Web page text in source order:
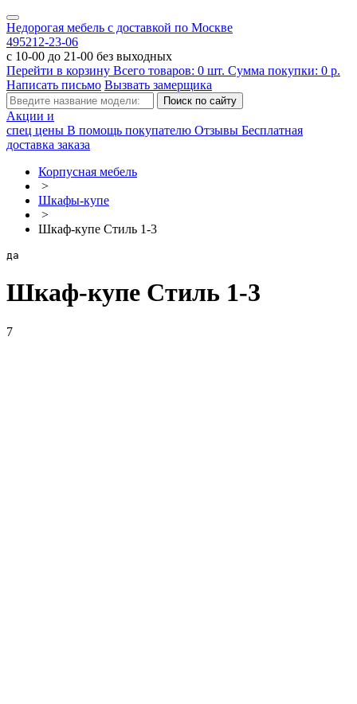
Недорогая мебель с доставкой по Москве
495212-23-06
с 10-00 до 21-00 без выходных
Перейти в корзину Всего товаров: 0 шт. Сумма покупки: 0 р.
Написать письмо Вызвать замерщика
Акции и
спец цены В помощь покупателю Отзывы Бесплатная
доставка заказа
Корпусная мебель
>
Шкафы-купе
>
Шкаф-купе Стиль 1-3
да
Шкаф-купе Стиль 1-3
7